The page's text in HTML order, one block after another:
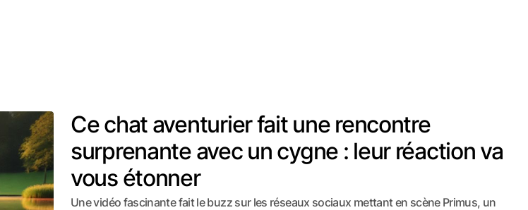
Ce chat aventurier fait une rencontre
surprenante avec un cygne : leur réaction va
vous étonner
Une vidéo fascinante fait le buzz sur les réseaux sociaux mettant en scène Primus, un